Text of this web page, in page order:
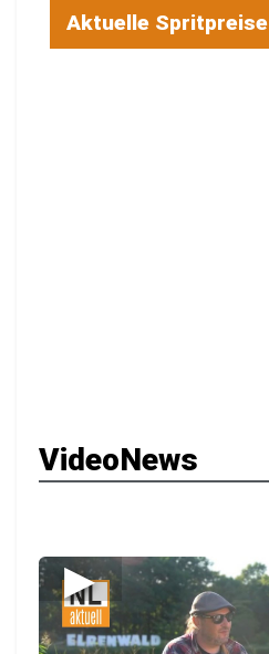
Aktuelle Spritpreise
VideoNews
▶